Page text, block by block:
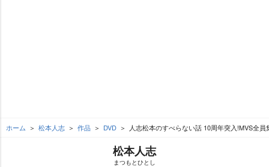
ホーム 松本人志 作品 DVD 人志松本のすべらない話 10周年突入!MVS全
松本人志
まつもとひとし